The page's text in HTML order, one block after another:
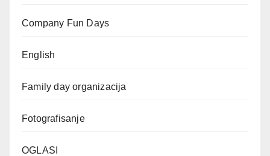
Company Fun Days
English
Family day organizacija
Fotografisanje
OGLASI